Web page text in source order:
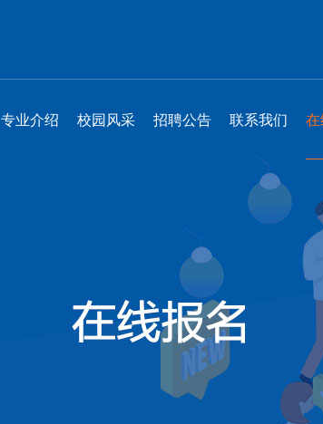
专业介绍 校园风采 招聘公告 联系我们